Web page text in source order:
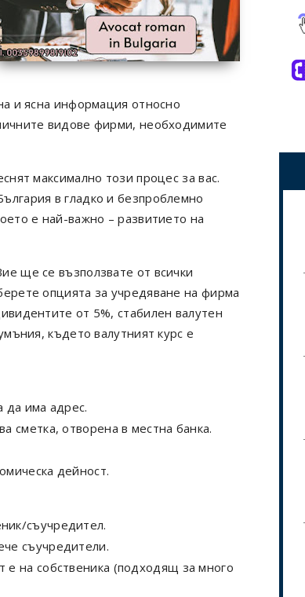
и ясна информация относно
видове фирми, необходимите
максимално този процес за вас.
в гладко и безпроблемно
е най-важно – развитието на
ще се възползвате от всички
опцията за учредяване на фирма
от 5%, стабилен валутен
където валутният курс е
да има адрес.
сметка, отворена в местна банка.
дейност.
съучредител.
съучредители.
е на собственика (подходящ за много